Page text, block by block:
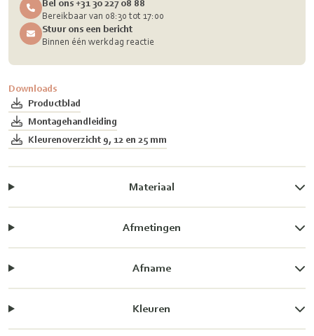
Bel ons +31 30 227 08 88
Bereikbaar van 08:30 tot 17:00
Stuur ons een bericht
Binnen één werkdag reactie
Downloads
Productblad
Montagehandleiding
Kleurenoverzicht 9, 12 en 25 mm
Materiaal
Afmetingen
Afname
Kleuren